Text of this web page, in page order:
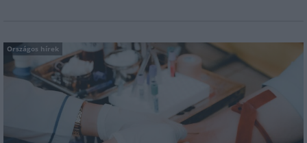
Országos hírek